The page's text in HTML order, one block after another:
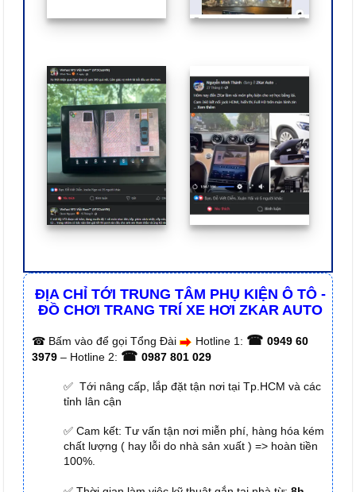
ĐỊA CHỈ TỚI TRUNG TÂM PHỤ KIỆN Ô TÔ -
ĐỒ CHƠI TRANG TRÍ XE HƠI ZKAR AUTO
☎ Bấm vào để gọi Tổng Đài Hotline 1: ☎ 0949 60
3979 – Hotline 2: ☎ 0987 801 029
✅ Tới nâng cấp, lắp đặt tận nơi tại Tp.HCM và các
tỉnh lân cận
✅ Cam kết: Tư vấn tận nơi miễn phí, hàng hóa kém
chất lượng ( hay lỗi do nhà sản xuất ) => hoàn tiền
100%.